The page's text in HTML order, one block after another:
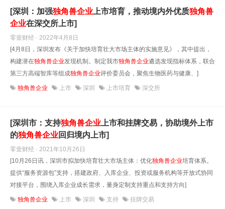
[深圳：加强独角兽企业 上市培育，推动境内外优质独角兽
企业在深交所上市]
零壹财经 · 2022年4月8日
[4月8日，深圳发布《关于加快培育壮大市场主体的实施意见》，其中提出，
构建潜在独角兽企业发现机制。制定我市独角兽企业遴选发现指标体系，联合
第三方高端智库等组成独角兽企业评价委员会，聚焦生物医药与健康、]
独角兽企业 上市 深圳 上市培育 深交所
[深圳市：支持独角兽企业 上市和挂牌交易，协助境外上市
的独角兽企业回归境内上市]
零壹财经 · 2021年10月26日
[10月26日讯，深圳市拟加快培育壮大市场主体：优化独角兽企业培育体系。
提供“服务资源包”支持，搭建政府、入库企业、投资或服务机构等开放式协同
对接平台，围绕入库企业成长需求，量身定制支持重点和支持方向]
独角兽企业 上市 深圳 支持 挂牌交易